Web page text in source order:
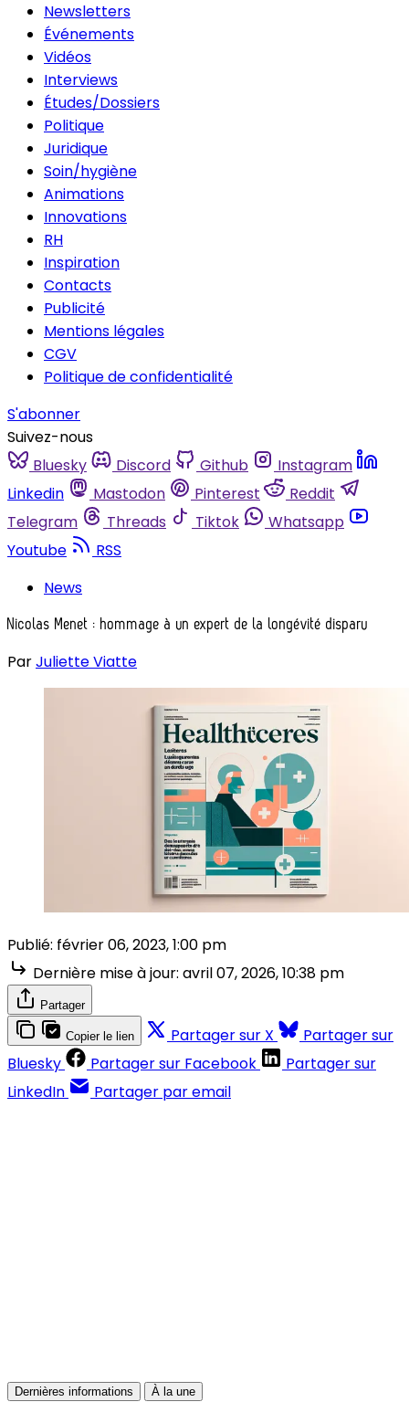
Newsletters
Événements
Vidéos
Interviews
Études/Dossiers
Politique
Juridique
Soin/hygiène
Animations
Innovations
RH
Inspiration
Contacts
Publicité
Mentions légales
CGV
Politique de confidentialité
S'abonner
Suivez-nous
Bluesky
Discord Github
Instagram
Linkedin
Mastodon Pinterest
Reddit
Telegram
Threads Tiktok
Whatsapp
Youtube
RSS
News
Nicolas Menet : hommage à un expert de la longévité disparu
ParJuliette Viatte
Publié: février 06, 2023, 1:00 pm
Dernière mise à jour: avril 07, 2026, 10:38 pm
Partager
Copier le lien Partager sur X
Partager sur
Bluesky
Partager sur Facebook
Partager sur
LinkedIn
Partager par email
Dernières informations À la une